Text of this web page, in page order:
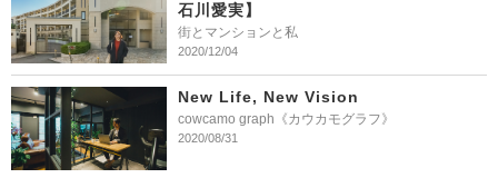
街とマンションと私
石川愛実】
2020/12/04
cowcamo graph《カウカモグラフ》
New Life, New Vision
2020/08/31